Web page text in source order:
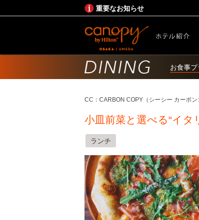
重要なお知らせ
お食事プ
CC：CARBON COPY（シーシー カーボン
小皿前菜と選べる“イ
ランチ